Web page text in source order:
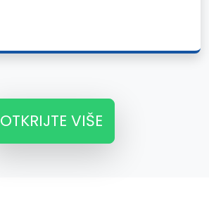
OTKRIJTE VIŠE